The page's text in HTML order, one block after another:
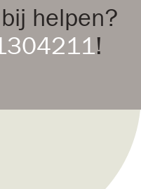
helpen?
!